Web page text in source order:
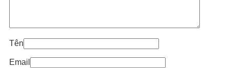
Tên
Email